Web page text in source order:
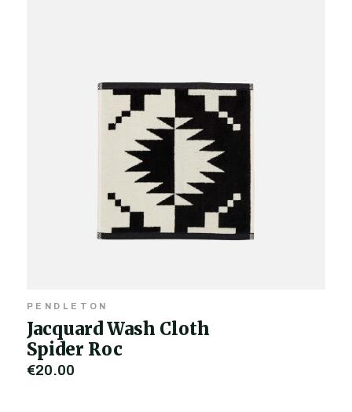
PENDLETON
Jacquard Wash Cloth
Spider Roc
€20,00